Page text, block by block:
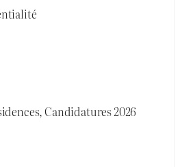
Candidatures 2026